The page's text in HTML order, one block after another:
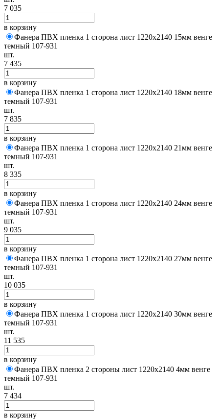
7 035
в корзину
Фанера ПВХ пленка 1 сторона лист 1220х2140 15мм венге
темный 107-931
шт.
7 435
в корзину
Фанера ПВХ пленка 1 сторона лист 1220х2140 18мм венге
темный 107-931
шт.
7 835
в корзину
Фанера ПВХ пленка 1 сторона лист 1220х2140 21мм венге
темный 107-931
шт.
8 335
в корзину
Фанера ПВХ пленка 1 сторона лист 1220х2140 24мм венге
темный 107-931
шт.
9 035
в корзину
Фанера ПВХ пленка 1 сторона лист 1220х2140 27мм венге
темный 107-931
шт.
10 035
в корзину
Фанера ПВХ пленка 1 сторона лист 1220х2140 30мм венге
темный 107-931
шт.
11 535
в корзину
Фанера ПВХ пленка 2 стороны лист 1220х2140 4мм венге
темный 107-931
шт.
7 434
в корзину